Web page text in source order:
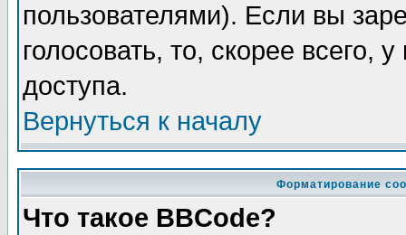
пользователями). Если вы
голосовать, то, скорее всего,
доступа.
Вернуться к началу
Форматирование
Что такое BBCode?